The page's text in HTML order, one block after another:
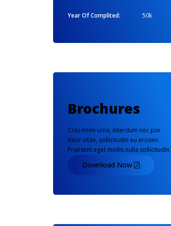
Year Of Complited: 50k
Brochures
Cras enim urna, interdum nec por
ttitor vitae, sollicitudin eu erosen.
Praesent eget mollis nulla sollicitudin.
Download Now